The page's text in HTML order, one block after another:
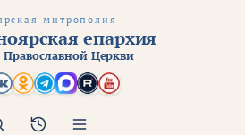
митрополия
епархия
Православной Церкви
Архив